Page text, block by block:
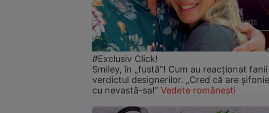
#Exclusiv Click!
Smiley, în „fustă”! Cum au reacționat
verdictul designerilor. „Cred că are
cu nevastă-sa!” Vedete românești